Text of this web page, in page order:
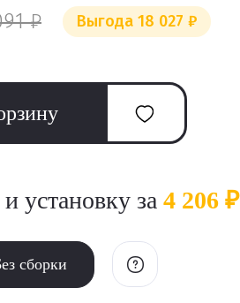
₽ Выгода 18 027 ₽
установку за 4 206 ₽
сборки